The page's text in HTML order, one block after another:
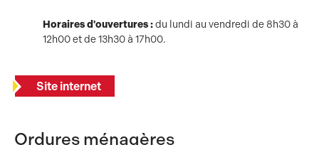
Horaires d'ouvertures :du lundi au vendredi de 8h30 à
12h00 et de 13h30 à 17h00.
Site internet
Ordures ménagères